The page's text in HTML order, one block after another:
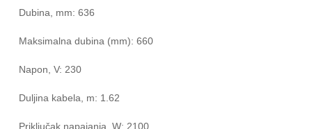
Dubina, mm: 636
Maksimalna dubina (mm): 660
Napon, V: 230
Duljina kabela, m: 1.62
Priključak napajanja, W: 2100